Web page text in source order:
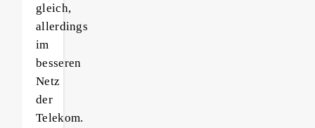
gleich,
allerdings
im
besseren
Netz
der
Telekom.